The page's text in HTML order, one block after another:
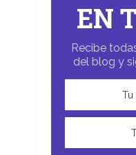
EN
Recibe
del blog y